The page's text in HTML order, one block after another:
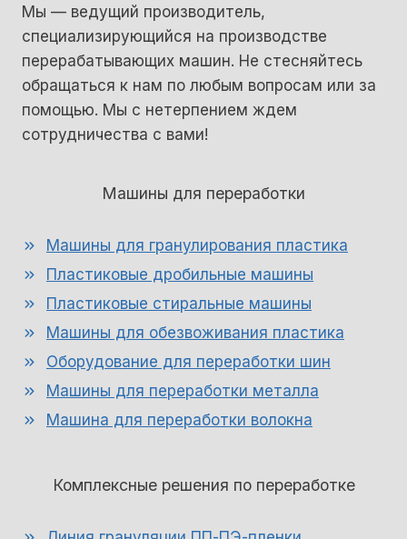
Мы — ведущий производитель,
специализирующийся на производстве
перерабатывающих машин. Не стесняйтесь
обращаться к нам по любым вопросам или за
помощью. Мы с нетерпением ждем
сотрудничества с вами!
Машины для переработки
Машины для гранулирования пластика
Пластиковые дробильные машины
Пластиковые стиральные машины
Машины для обезвоживания пластика
Оборудование для переработки шин
Машины для переработки металла
Машина для переработки волокна
Комплексные решения по переработке